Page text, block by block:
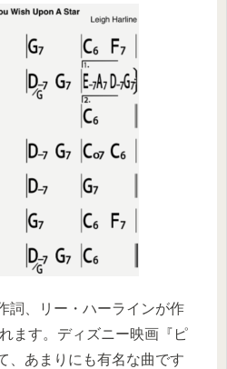
詞、リー・ハーラインが作
ます。ディズニー映画『ピ
、あまりにも有名な曲です